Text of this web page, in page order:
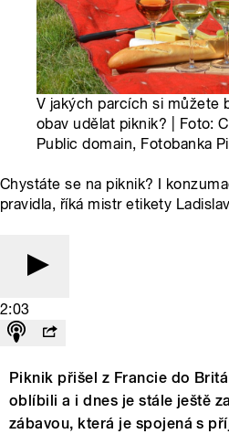
V jakých parcích si můžete
obav udělat piknik? | Foto:
Public domain, Fotobanka
Chystáte se na piknik? I
pravidla, říká mistr etikety
2:03
Piknik přišel z Francie do
oblíbili a i dnes je stále ještě
zábavou, která je spojená s